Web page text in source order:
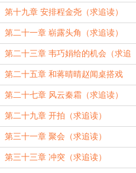
第十九章 安排程金尧（求追读）
第二十一章 崭露头角（求追读）
第二十三章 韦巧娟给的机会（求追
读）
第二十五章 和蒋晴晴赵闻桌搭戏
（求追读）
第二十七章 风云秦霜（求追读）
第二十九章 开拍（求追读）
第三十一章 聚会（求追读）
第三十三章 冲突（求追读）